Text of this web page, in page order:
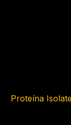
Proteína